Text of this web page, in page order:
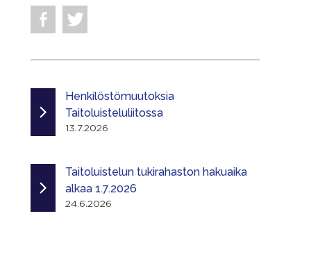
Henkilöstömuutoksia
Taitoluisteluliitossa
13.7.2026
Taitoluistelun tukirahaston hakuaika
alkaa 1.7.2026
24.6.2026